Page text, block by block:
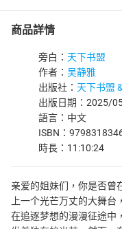
商品詳情
旁白： 天下书盟
作者： 吴静雅
出版社： 天下书盟
出版日期：2025/
語言：中文
ISBN：
時長：11:10:24
亲爱的姐妹们，你是否曾
上一个光芒万丈的大舞
在追逐梦想的漫漫征途中